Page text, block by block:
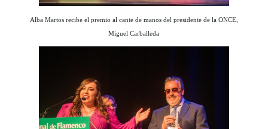
Alba Martos recibe el premio al cante de manos del presidente de la ONCE,
Miguel Carballeda